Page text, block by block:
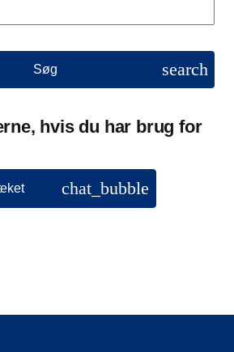
Søg search
hvis du har brug for
chat_bubble